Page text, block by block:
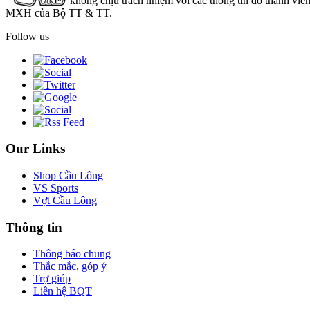
MXH của Bộ TT & TT.
Follow us
Our Links
Shop Cầu Lông
VS Sports
Vợt Cầu Lông
Thông tin
Thông báo chung
Thắc mắc, góp ý
Trợ giúp
Liên hệ BQT